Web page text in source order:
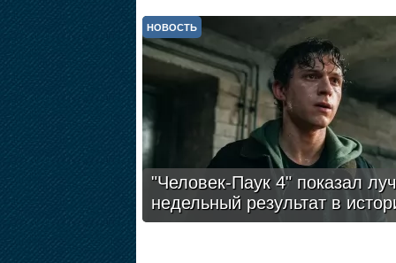
"Человек-Паук 4" показал
недельный результат в
НОВОСТЬ